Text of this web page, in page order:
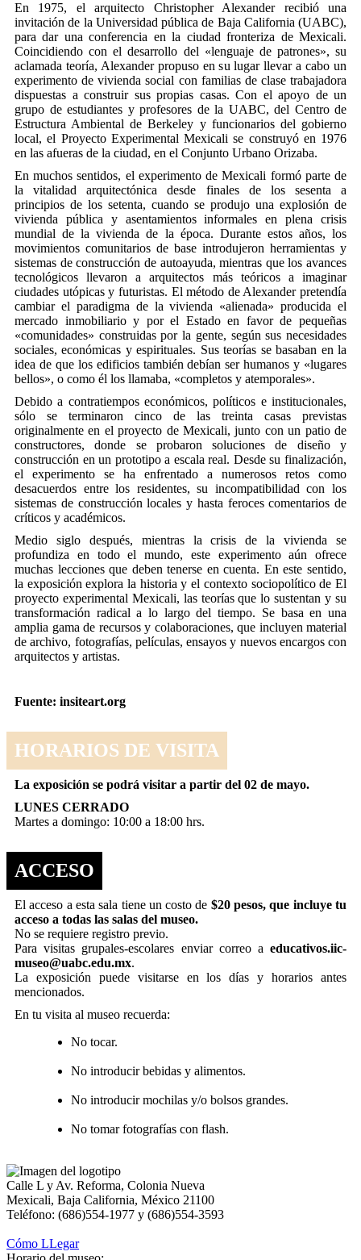
En 1975, el arquitecto Christopher Alexander recibió una
invitación de la Universidad pública de Baja California (UABC),
para dar una conferencia en la ciudad fronteriza de Mexicali.
Coincidiendo con el desarrollo del «lenguaje de patrones», su
aclamada teoría, Alexander propuso en su lugar llevar a cabo un
experimento de vivienda social con familias de clase trabajadora
dispuestas a construir sus propias casas. Con el apoyo de un
grupo de estudiantes y profesores de la UABC, del Centro de
Estructura Ambiental de Berkeley y funcionarios del gobierno
local, el Proyecto Experimental Mexicali se construyó en 1976
en las afueras de la ciudad, en el Conjunto Urbano Orizaba.
En muchos sentidos, el experimento de Mexicali formó parte de
la vitalidad arquitectónica desde finales de los sesenta a
principios de los setenta, cuando se produjo una explosión de
vivienda pública y asentamientos informales en plena crisis
mundial de la vivienda de la época. Durante estos años, los
movimientos comunitarios de base introdujeron herramientas y
sistemas de construcción de autoayuda, mientras que los avances
tecnológicos llevaron a arquitectos más teóricos a imaginar
ciudades utópicas y futuristas. El método de Alexander pretendía
cambiar el paradigma de la vivienda «alienada» producida el
mercado inmobiliario y por el Estado en favor de pequeñas
«comunidades» construidas por la gente, según sus necesidades
sociales, económicas y espirituales. Sus teorías se basaban en la
idea de que los edificios también debían ser humanos y «lugares
bellos», o como él los llamaba, «completos y atemporales».
Debido a contratiempos económicos, políticos e institucionales,
sólo se terminaron cinco de las treinta casas previstas
originalmente en el proyecto de Mexicali, junto con un patio de
constructores, donde se probaron soluciones de diseño y
construcción en un prototipo a escala real. Desde su finalización,
el experimento se ha enfrentado a numerosos retos como
desacuerdos entre los residentes, su incompatibilidad con los
sistemas de construcción locales y hasta feroces comentarios de
críticos y académicos.
Medio siglo después, mientras la crisis de la vivienda se
profundiza en todo el mundo, este experimento aún ofrece
muchas lecciones que deben tenerse en cuenta. En este sentido,
la exposición explora la historia y el contexto sociopolítico de El
proyecto experimental Mexicali, las teorías que lo sustentan y su
transformación radical a lo largo del tiempo. Se basa en una
amplia gama de recursos y colaboraciones, que incluyen material
de archivo, fotografías, películas, ensayos y nuevos encargos con
arquitectos y artistas.
Fuente: insiteart.org
HORARIOS DE VISITA
La exposición se podrá visitar a partir del 02 de mayo.
LUNES CERRADO
Martes a domingo: 10:00 a 18:00 hrs.
ACCESO
El acceso a esta sala tiene un costo de $20 pesos, que incluye tu
acceso a todas las salas del museo.
No se requiere registro previo.
Para visitas grupales-escolares enviar correo a educativos.iic-
museo@uabc.edu.mx.
La exposición puede visitarse en los días y horarios antes
mencionados.
En tu visita al museo recuerda:
No tocar.
No introducir bebidas y alimentos.
No introducir mochilas y/o bolsos grandes.
No tomar fotografías con flash.
Calle L y Av. Reforma, Colonia Nueva
Mexicali, Baja California, México 21100
Teléfono: (686)554-1977 y (686)554-3593
Cómo LLegar